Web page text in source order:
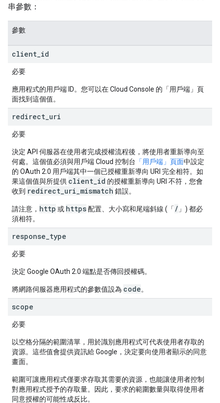
串參數：
參數
client id
必要
應用程式的用戶端 ID。您可以在 Cloud Console 的「用戶端」 頁
面找到這個值。
redirect uri
必要
決定 API 伺服器在使用者完成授權流程後，將使用者重新導向至
何處。這個值必須與用戶端 Cloud 控制台 「用戶端」頁面中設定
的 OAuth 2.0 用戶端其中一個已授權重新導向 URI 完全相符。如
果這個值與所提供 client_id 的授權重新導向 URI 不符，您會
收到 redirect_uri_mismatch 錯誤。
請注意， http 或 https配置、大小寫和尾端斜線 (「 / 」) 都必
須相符。
response type
必要
決定 Google OAuth 2.0 端點是否傳回授權碼。
將網路伺服器應用程式的參數值設為 code。
scope
必要
以空格分隔的範圍清單，用於識別應用程式可代表使用者存取的
資源。這些值會提供資訊給 Google，決定要向使用者顯示的同意
畫面。
範圍可讓應用程式僅要求存取其需要的資源，也能讓使用者控制
對應用程式授予的存取量。因此，要求的範圍數量與取得使用者
同意授權的可能性成反比。